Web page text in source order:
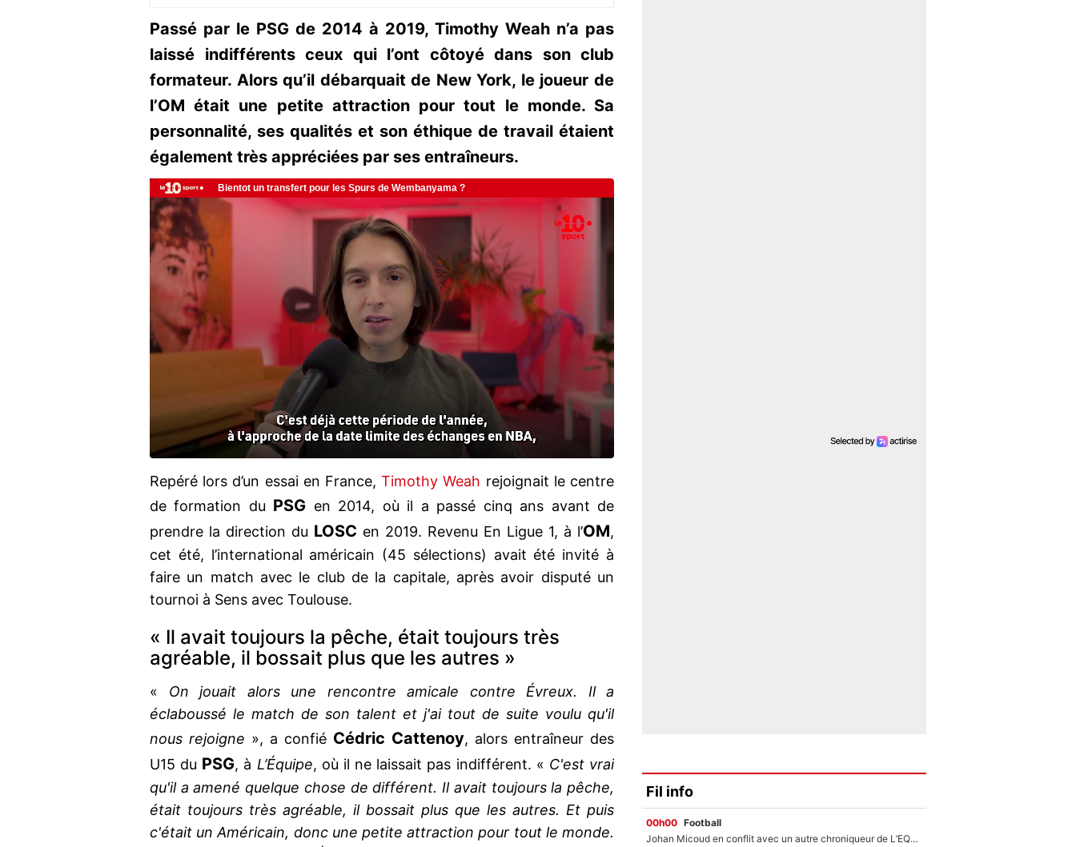
Passé par le PSG de 2014 à 2019, Timothy Weah n’a pas
laissé indifférents ceux qui l’ont côtoyé dans son club
formateur. Alors qu’il débarquait de New York, le joueur de
l’OM était une petite attraction pour tout le monde. Sa
personnalité, ses qualités et son éthique de travail étaient
également très appréciées par ses entraîneurs.
Repéré lors d’un essai en France,Timothy Weah rejoignait le centre
de formation du PSG en 2014, où il a passé cinq ans avant de
prendre la direction du LOSC en 2019. Revenu En Ligue 1, à l’OM,
cet été, l’international américain (45 sélections) avait été invité à
faire un match avec le club de la capitale, après avoir disputé un
tournoi à Sens avec Toulouse.
« Il avait toujours la pêche, était toujours très
agréable, il bossait plus que les autres »
« On jouait alors une rencontre amicale contre Évreux. Il a
éclaboussé le match de son talent et j'ai tout de suite voulu qu'il
nous rejoigne », a confié Cédric Cattenoy, alors entraîneur des
U15 du PSG, à L’Équipe, où il ne laissait pas indifférent. « C'est vrai
qu'il a amené quelque chose de différent. Il avait toujours la pêche,
était toujours très agréable, il bossait plus que les autres. Et puis
c'était un Américain, donc une petite attraction pour tout le monde.
Fil info
00h00 Football
Johan Micoud en conflit avec un autre chroniqueur de L’EQUIPE du Soir : «Pendant un moment, je ne les ai pas remis ensemble dans l'émission»